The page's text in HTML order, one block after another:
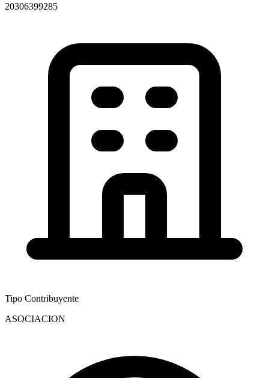
20306399285
Tipo Contribuyente
ASOCIACION